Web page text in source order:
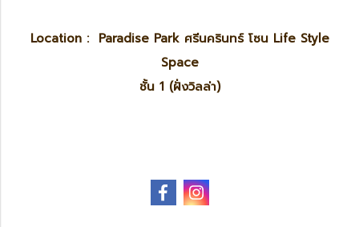
Location : Paradise Park ศรีนครินทร์ โซน Life Style
Space
ชั้น 1 (ฝั่งวิลล่า)